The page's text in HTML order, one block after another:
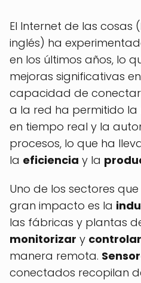
El Internet de las cosas (
inglés) ha
en los últimos años, lo
mejoras significativas
capacidad de conectar
a la red ha permitido
en tiempo real y la
procesos, lo que ha
la eficiencia y la
Uno de los sectores
gran impacto es la
las fábricas y plantas
monitorizar y controlar
manera remota.
conectados recopilan